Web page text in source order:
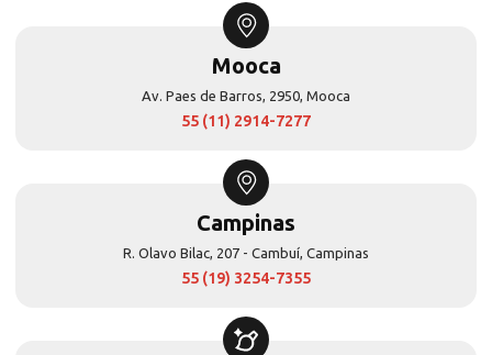
Mooca
Av. Paes de Barros, 2950, Mooca
55 (11) 2914-7277
Campinas
R. Olavo Bilac, 207 - Cambuí, Campinas
55 (19) 3254-7355